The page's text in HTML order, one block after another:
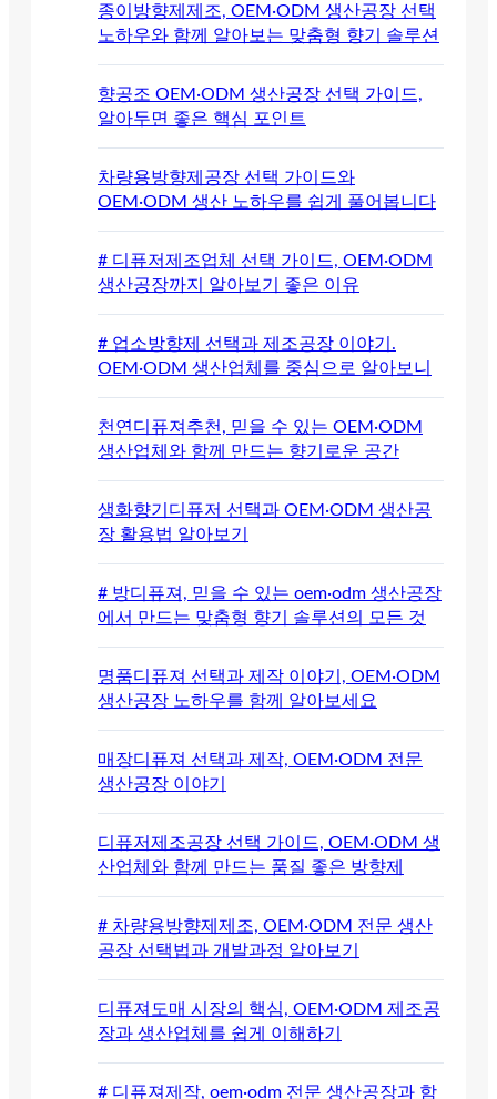
종이방향제제조, OEM·ODM 생산공장 선택
노하우와 함께 알아보는 맞춤형 향기 솔루션
향공조 OEM·ODM 생산공장 선택 가이드,
알아두면 좋은 핵심 포인트
차량용방향제공장 선택 가이드와
OEM·ODM 생산 노하우를 쉽게 풀어봅니다
# 디퓨저제조업체 선택 가이드, OEM·ODM
생산공장까지 알아보기 좋은 이유
# 업소방향제 선택과 제조공장 이야기.
OEM·ODM 생산업체를 중심으로 알아보니
천연디퓨져추천, 믿을 수 있는 OEM·ODM
생산업체와 함께 만드는 향기로운 공간
생화향기디퓨저 선택과 OEM·ODM 생산공
장 활용법 알아보기
# 방디퓨져, 믿을 수 있는 oem·odm 생산공장
에서 만드는 맞춤형 향기 솔루션의 모든 것
명품디퓨져 선택과 제작 이야기, OEM·ODM
생산공장 노하우를 함께 알아보세요
매장디퓨져 선택과 제작, OEM·ODM 전문
생산공장 이야기
디퓨저제조공장 선택 가이드, OEM·ODM 생
산업체와 함께 만드는 품질 좋은 방향제
# 차량용방향제제조, OEM·ODM 전문 생산
공장 선택법과 개발과정 알아보기
디퓨져도매 시장의 핵심, OEM·ODM 제조공
장과 생산업체를 쉽게 이해하기
# 디퓨져제작, oem·odm 전문 생산공장과 함